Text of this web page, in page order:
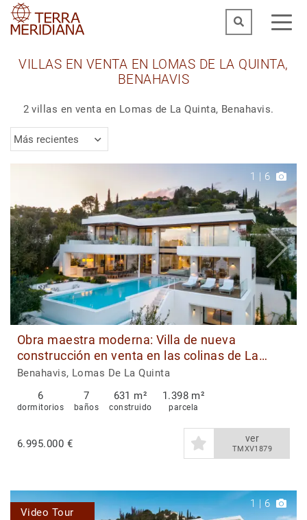
VILLAS EN VENTA EN LOMAS DE LA QUINTA,
BENAHAVIS
2 villas en venta en Lomas de La Quinta, Benahavis.
Más recientes
1 | 6
Obra maestra moderna: Villa de nueva
construcción en venta en las colinas de La
Quinta
Benahavis, Lomas De La Quinta
6
dormitorios
7
baños
631 m²
construido
1.398 m²
parcela
6.995.000 € ver
TMXV1879
1|6
Video Tour